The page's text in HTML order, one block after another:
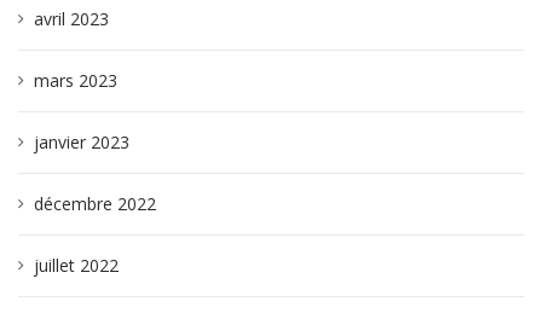
avril 2023
mars 2023
janvier 2023
décembre 2022
juillet 2022